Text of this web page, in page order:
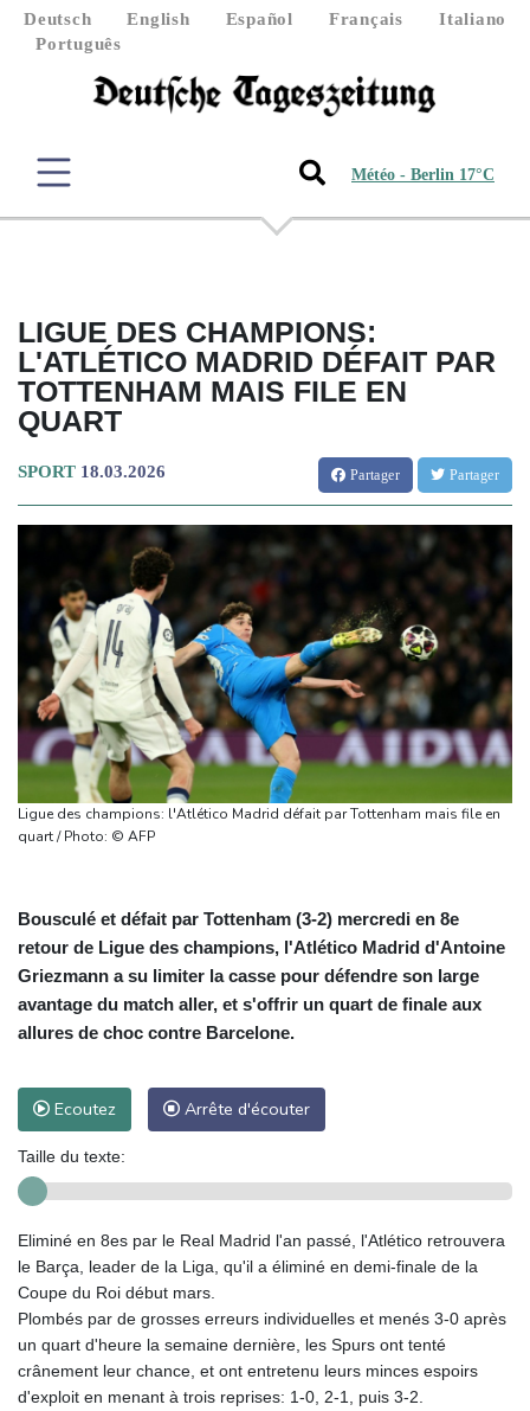
Deutsch English Español Français
Italiano
Português
Météo - Berlin 17°C
LIGUE DES CHAMPIONS:
L'ATLÉTICO MADRID DÉFAIT PAR
TOTTENHAM MAIS FILE EN
QUART
SPORT 18.03.2026 Partager Partager
Ligue des champions: l'Atlético Madrid défait par Tottenham mais file en
quart / Photo: © AFP
Bousculé et défait par Tottenham (3-2) mercredi en 8e
retour de Ligue des champions, l'Atlético Madrid d'Antoine
Griezmann a su limiter la casse pour défendre son large
avantage du match aller, et s'offrir un quart de finale aux
allures de choc contre Barcelone.
Ecoutez Arrête d'écouter
Taille du texte:
Eliminé en 8es par le Real Madrid l'an passé, l'Atlético retrouvera
le Barça, leader de la Liga, qu'il a éliminé en demi-finale de la
Coupe du Roi début mars.
Plombés par de grosses erreurs individuelles et menés 3-0 après
un quart d'heure la semaine dernière, les Spurs ont tenté
crânement leur chance, et ont entretenu leurs minces espoirs
d'exploit en menant à trois reprises: 1-0, 2-1, puis 3-2.